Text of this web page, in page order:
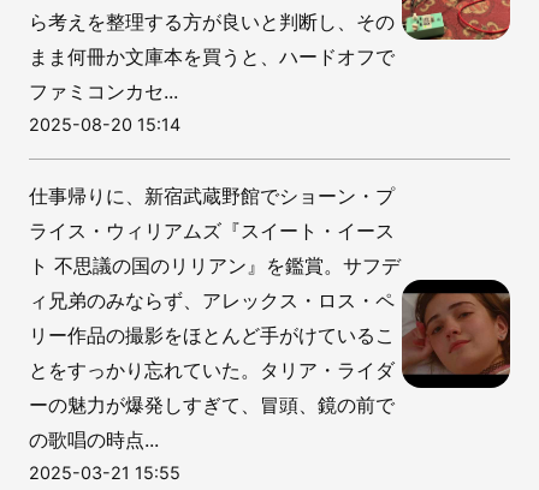
ら考えを整理する方が良いと判断し、その
まま何冊か文庫本を買うと、ハードオフで
ファミコンカセ...
2025-08-20 15:14
仕事帰りに、新宿武蔵野館でショーン・プ
ライス・ウィリアムズ『スイート・イース
ト 不思議の国のリリアン』を鑑賞。サフデ
ィ兄弟のみならず、アレックス・ロス・ペ
リー作品の撮影をほとんど手がけているこ
とをすっかり忘れていた。タリア・ライダ
ーの魅力が爆発しすぎて、冒頭、鏡の前で
の歌唱の時点...
2025-03-21 15:55